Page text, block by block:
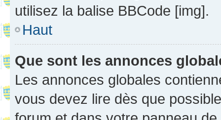
utilisez la balise BBCode [img].
Haut
Que sont les annonces
Les annonces globales
vous devez lire dès que